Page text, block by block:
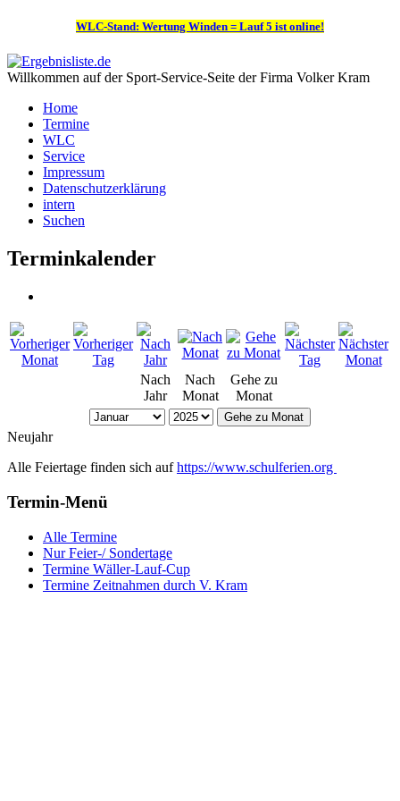
WLC-Stand: Wertung Winden = Lauf 5 ist online!
Willkommen auf der Sport-Service-Seite der Firma Volker Kram
Home
Termine
WLC
Service
Impressum
Datenschutzerklärung
intern
Suchen
Terminkalender
Nach
Jahr
Nach
Monat
Gehe zu
Monat
Gehe zu Monat
Neujahr
Alle Feiertage finden sich aufhttps://www.schulferien.org
Termin-Menü
Alle Termine
Nur Feier-/ Sondertage
Termine Wäller-Lauf-Cup
Termine Zeitnahmen durch V. Kram